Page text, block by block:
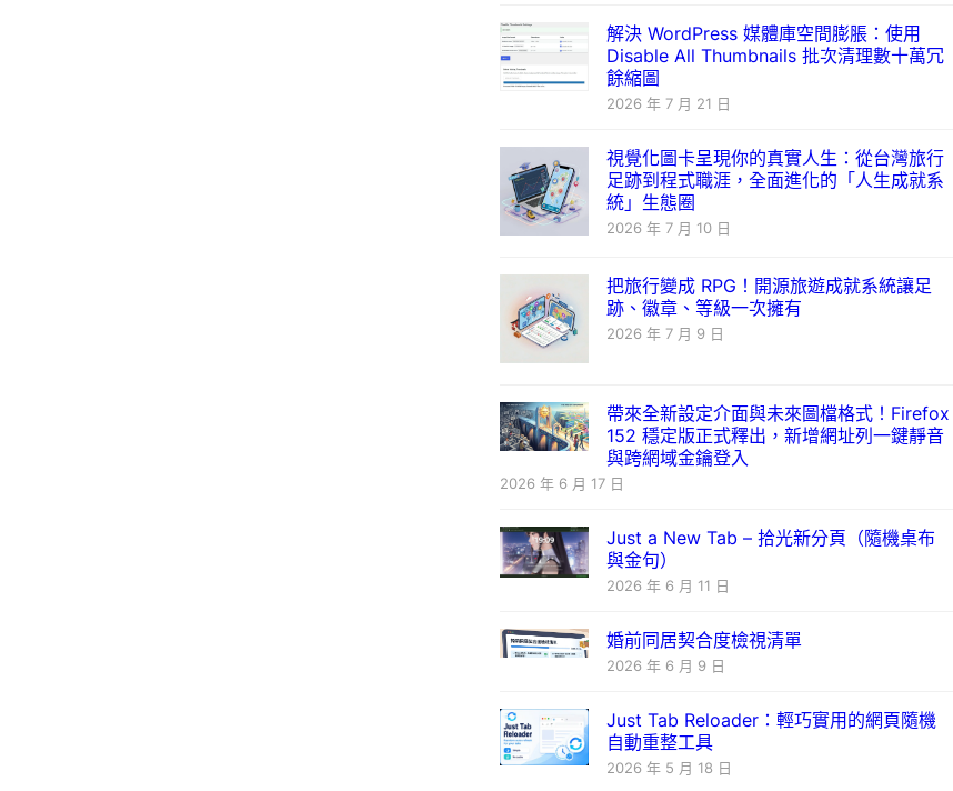
解決 WordPress 媒體庫空間膨脹：使用
Disable All Thumbnails 批次清理數十萬冗
餘縮圖
2026 年 7 月 21 日
視覺化圖卡呈現你的真實人生：從台灣旅行
足跡到程式職涯，全面進化的「人生成就系
統」生態圈
2026 年 7 月 10 日
把旅行變成 RPG！開源旅遊成就系統讓足
跡、徽章、等級一次擁有
2026 年 7 月 9 日
帶來全新設定介面與未來圖檔格式！Firefox
152 穩定版正式釋出，新增網址列一鍵靜音
與跨網域金鑰登入
2026 年 6 月 17 日
Just a New Tab – 拾光新分頁（隨機桌布
與金句）
2026 年 6 月 11 日
婚前同居契合度檢視清單
2026 年 6 月 9 日
Just Tab Reloader：輕巧實用的網頁隨機
自動重整工具
2026 年 5 月 18 日